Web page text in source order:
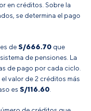
en créditos. Sobre la
se determina el pago
deS/666.70 que
de pensiones. La
de pago por cada ciclo.
valor de 2 créditos más
es S/116.60